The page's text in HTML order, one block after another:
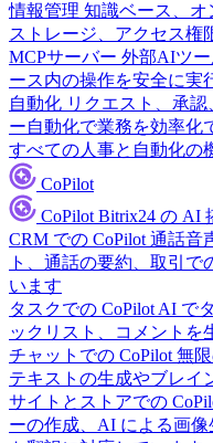
情報管理 知識ベース、
ストレージ、アクセス権
MCPサーバー 外部AIツ
ース内の操作を安全に実
自動化 リクエスト、承
ー自動化で業務を効率化
すべての人事と自動化の
CoPilot
CoPilot Bitrix24 の AI
CRM での CoPilot 通話音
ト、通話の要約、取引
います
タスクでの CoPilot AI で
ックリスト、コメントを
チャットでの CoPilot 無
テキストの生成やブレイ
サイトとストアでの
ーの作成、AI による画